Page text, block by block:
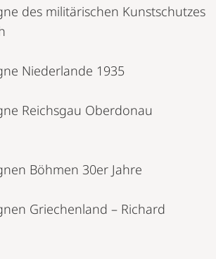
des militärischen Kunstschutzes
Niederlande 1935
Reichsgau Oberdonau
Böhmen 30er Jahre
Griechenland – Richard